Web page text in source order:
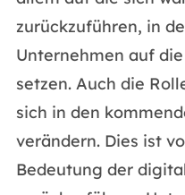
zurückzuführen, in
Unternehmen auf
setzen. Auch die
sich in den
verändern. Dies ist
Bedeutung der